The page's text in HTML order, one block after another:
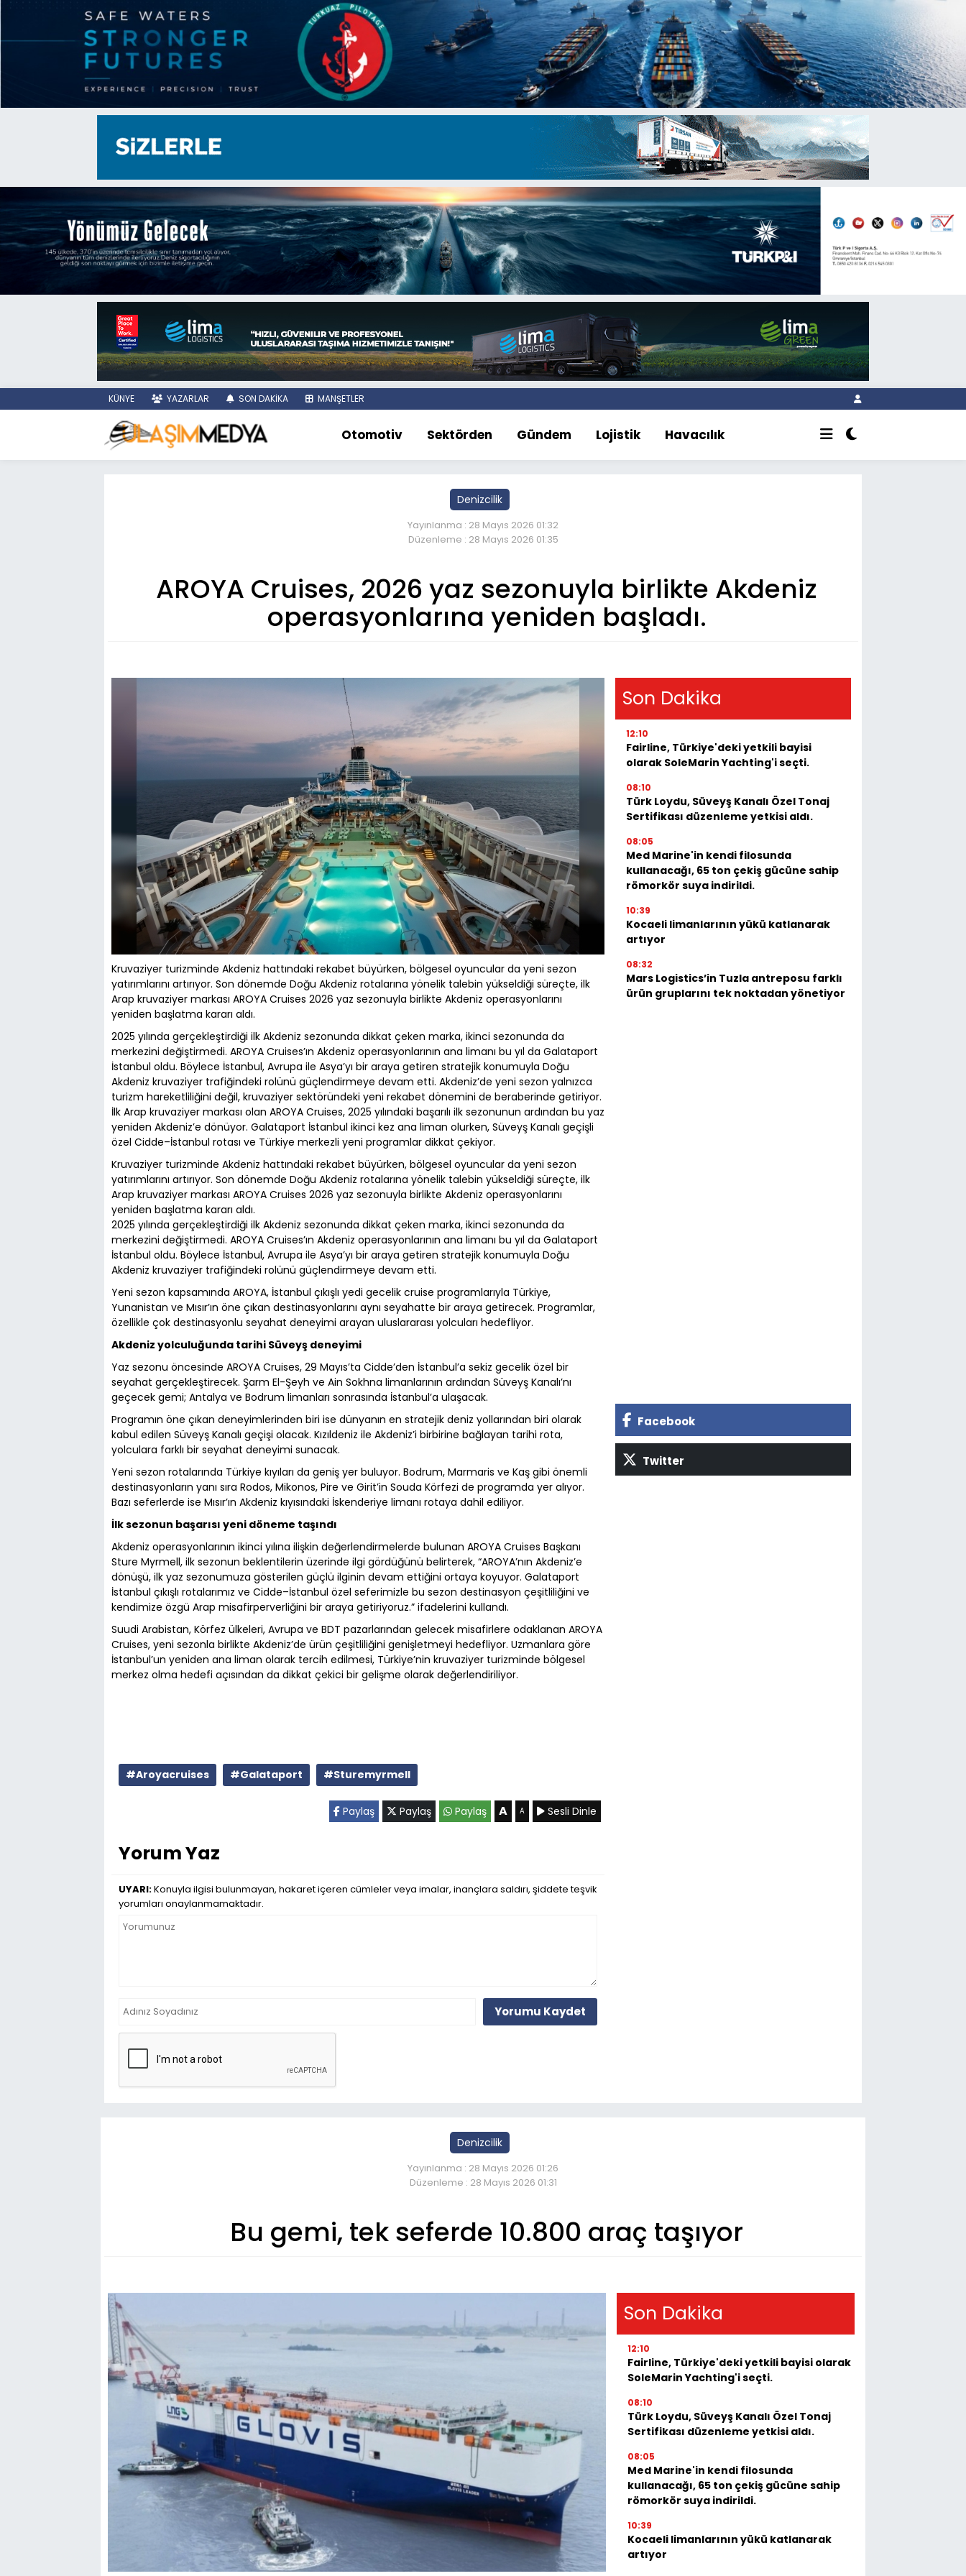
KÜNYE YAZARLAR SON DAKİKA MANŞETLER
Otomotiv Sektörden Gündem Lojistik Havacılık
Denizcilik
Yayınlanma : 28 Mayıs 2026 01:32
Düzenleme : 28 Mayıs 2026 01:35
AROYA Cruises, 2026 yaz sezonuyla birlikte Akdeniz
operasyonlarına yeniden başladı.
Kruvaziyer turizminde Akdeniz hattındaki rekabet büyürken, bölgesel oyuncular da yeni sezon
yatırımlarını artırıyor. Son dönemde Doğu Akdeniz rotalarına yönelik talebin yükseldiği süreçte, ilk
Arap kruvaziyer markası AROYA Cruises 2026 yaz sezonuyla birlikte Akdeniz operasyonlarını
yeniden başlatma kararı aldı.
2025 yılında gerçekleştirdiği ilk Akdeniz sezonunda dikkat çeken marka, ikinci sezonunda da
merkezini değiştirmedi. AROYA Cruises’ın Akdeniz operasyonlarının ana limanı bu yıl da Galataport
İstanbul oldu. Böylece İstanbul, Avrupa ile Asya’yı bir araya getiren stratejik konumuyla Doğu
Akdeniz kruvaziyer trafiğindeki rolünü güçlendirmeye devam etti. Akdeniz’de yeni sezon yalnızca
turizm hareketliliğini değil, kruvaziyer sektöründeki yeni rekabet dönemini de beraberinde getiriyor.
İlk Arap kruvaziyer markası olan AROYA Cruises, 2025 yılındaki başarılı ilk sezonunun ardından bu yaz
yeniden Akdeniz’e dönüyor. Galataport İstanbul ikinci kez ana liman olurken, Süveyş Kanalı geçişli
özel Cidde–İstanbul rotası ve Türkiye merkezli yeni programlar dikkat çekiyor.
Kruvaziyer turizminde Akdeniz hattındaki rekabet büyürken, bölgesel oyuncular da yeni sezon
yatırımlarını artırıyor. Son dönemde Doğu Akdeniz rotalarına yönelik talebin yükseldiği süreçte, ilk
Arap kruvaziyer markası AROYA Cruises 2026 yaz sezonuyla birlikte Akdeniz operasyonlarını
yeniden başlatma kararı aldı.
2025 yılında gerçekleştirdiği ilk Akdeniz sezonunda dikkat çeken marka, ikinci sezonunda da
merkezini değiştirmedi. AROYA Cruises’ın Akdeniz operasyonlarının ana limanı bu yıl da Galataport
İstanbul oldu. Böylece İstanbul, Avrupa ile Asya’yı bir araya getiren stratejik konumuyla Doğu
Akdeniz kruvaziyer trafiğindeki rolünü güçlendirmeye devam etti.
Yeni sezon kapsamında AROYA, İstanbul çıkışlı yedi gecelik cruise programlarıyla Türkiye,
Yunanistan ve Mısır’ın öne çıkan destinasyonlarını aynı seyahatte bir araya getirecek. Programlar,
özellikle çok destinasyonlu seyahat deneyimi arayan uluslararası yolcuları hedefliyor.
Akdeniz yolculuğunda tarihi Süveyş deneyimi
Yaz sezonu öncesinde AROYA Cruises, 29 Mayıs’ta Cidde’den İstanbul’a sekiz gecelik özel bir
seyahat gerçekleştirecek. Şarm El-Şeyh ve Ain Sokhna limanlarının ardından Süveyş Kanalı’nı
geçecek gemi; Antalya ve Bodrum limanları sonrasında İstanbul’a ulaşacak.
Programın öne çıkan deneyimlerinden biri ise dünyanın en stratejik deniz yollarından biri olarak
kabul edilen Süveyş Kanalı geçişi olacak. Kızıldeniz ile Akdeniz’i birbirine bağlayan tarihi rota,
yolculara farklı bir seyahat deneyimi sunacak.
Yeni sezon rotalarında Türkiye kıyıları da geniş yer buluyor. Bodrum, Marmaris ve Kaş gibi önemli
destinasyonların yanı sıra Rodos, Mikonos, Pire ve Girit’in Souda Körfezi de programda yer alıyor.
Bazı seferlerde ise Mısır’ın Akdeniz kıyısındaki İskenderiye limanı rotaya dahil ediliyor.
İlk sezonun başarısı yeni döneme taşındı
Akdeniz operasyonlarının ikinci yılına ilişkin değerlendirmelerde bulunan AROYA Cruises Başkanı
Sture Myrmell, ilk sezonun beklentilerin üzerinde ilgi gördüğünü belirterek, “AROYA’nın Akdeniz’e
dönüşü, ilk yaz sezonumuza gösterilen güçlü ilginin devam ettiğini ortaya koyuyor. Galataport
İstanbul çıkışlı rotalarımız ve Cidde–İstanbul özel seferimizle bu sezon destinasyon çeşitliliğini ve
kendimize özgü Arap misafirperverliğini bir araya getiriyoruz.” ifadelerini kullandı.
Suudi Arabistan, Körfez ülkeleri, Avrupa ve BDT pazarlarından gelecek misafirlere odaklanan AROYA
Cruises, yeni sezonla birlikte Akdeniz’de ürün çeşitliliğini genişletmeyi hedefliyor. Uzmanlara göre
İstanbul’un yeniden ana liman olarak tercih edilmesi, Türkiye’nin kruvaziyer turizminde bölgesel
merkez olma hedefi açısından da dikkat çekici bir gelişme olarak değerlendiriliyor.
#Aroyacruises #Galataport #Sturemyrmell
Paylaş Paylaş Paylaş A A Sesli Dinle
Yorum Yaz
UYARI:Konuyla ilgisi bulunmayan, hakaret içeren cümleler veya imalar, inançlara saldırı, şiddete teşvik
yorumları onaylanmamaktadır.
Yorumu Kaydet
Son Dakika
12:10
Fairline, Türkiye'deki yetkili bayisi
olarak SoleMarin Yachting'i seçti.
08:10
Türk Loydu, Süveyş Kanalı Özel Tonaj
Sertifikası düzenleme yetkisi aldı.
08:05
Med Marine'in kendi filosunda
kullanacağı, 65 ton çekiş gücüne sahip
römorkör suya indirildi.
10:39
Kocaeli limanlarının yükü katlanarak
artıyor
08:32
Mars Logistics’in Tuzla antreposu farklı
ürün gruplarını tek noktadan yönetiyor
Facebook
Twitter
Denizcilik
Yayınlanma : 28 Mayıs 2026 01:26
Düzenleme : 28 Mayıs 2026 01:31
Bu gemi, tek seferde 10.800 araç taşıyor
Son Dakika
12:10
Fairline, Türkiye'deki yetkili bayisi olarak
SoleMarin Yachting'i seçti.
08:10
Türk Loydu, Süveyş Kanalı Özel Tonaj
Sertifikası düzenleme yetkisi aldı.
08:05
Med Marine'in kendi filosunda
kullanacağı, 65 ton çekiş gücüne sahip
römorkör suya indirildi.
10:39
Kocaeli limanlarının yükü katlanarak
artıyor